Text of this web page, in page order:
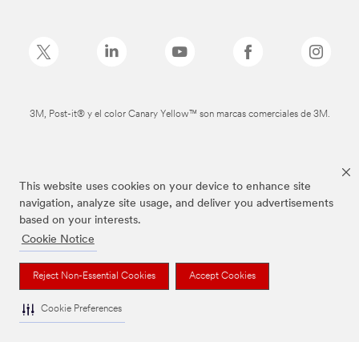
This website uses cookies on your device to enhance site
navigation, analyze site usage, and deliver you advertisements
based on your interests.
Cookie Notice
Reject Non-Essential Cookies Accept Cookies
Cookie Preferences
3M, Post-it® y el color Canary Yellow™ son marcas comerciales de 3M.